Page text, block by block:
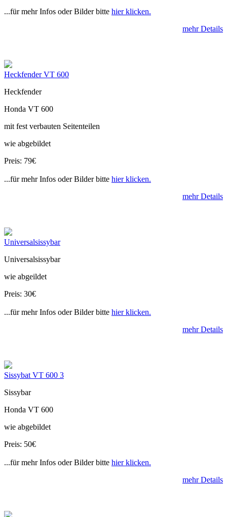
...für mehr Infos oder Bilder bitte hier klicken.
mehr Details
Heckfender VT 600
Heckfender
Honda VT 600
mit fest verbauten Seitenteilen
wie abgebildet
Preis: 79€
...für mehr Infos oder Bilder bitte hier klicken.
mehr Details
Universalsissybar
Universalsissybar
wie abgeildet
Preis: 30€
...für mehr Infos oder Bilder bitte hier klicken.
mehr Details
Sissybat VT 600 3
Sissybar
Honda VT 600
wie abgebildet
Preis: 50€
...für mehr Infos oder Bilder bitte hier klicken.
mehr Details